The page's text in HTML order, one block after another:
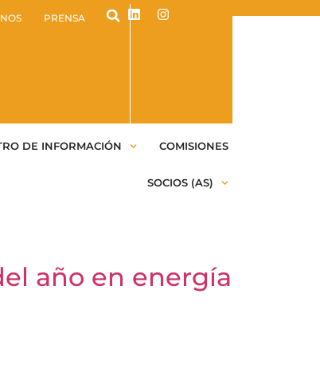
PRENSA
DE INFORMACIÓN COMISIONES
SOCIOS (AS)
año en energía